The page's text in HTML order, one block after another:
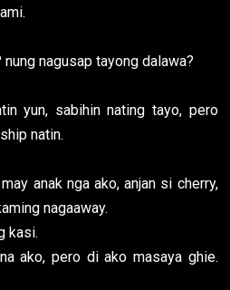
nung nagusap tayong dalawa?
yun, sabihin nating tayo, pero
natin.
anak nga ako, anjan si cherry,
nagaaway.
kasi.
ako, pero di ako masaya ghie.